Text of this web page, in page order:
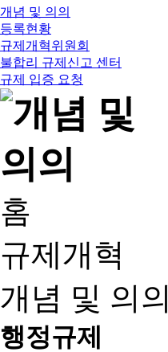
개념 및 의의
등록현황
규제개혁위원회
불합리 규제신고 센터
규제 입증 요청
홈
규제개혁
개념 및 의의
행정규제